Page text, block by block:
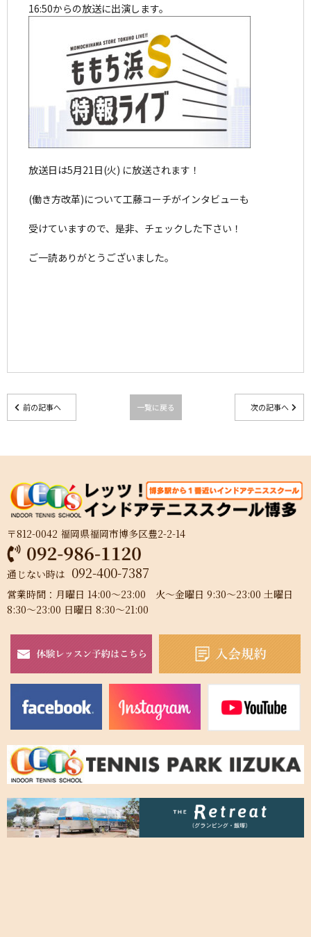
16:50からの放送に出演します。
放送日は5月21日(火) に放送されます！
(働き方改革)について工藤コーチがインタビューも
受けていますので、是非、チェックした下さい！
ご一読ありがとうございました。
前の記事へ 一覧に戻る 次の記事へ
〒812-0042 福岡県福岡市博多区豊2-2-14
通じない時は 092-400-7387
営業時間：月曜日 14:00～23:00 火～金曜日 9:30～23:00 土曜日
8:30～23:00 日曜日 8:30～21:00